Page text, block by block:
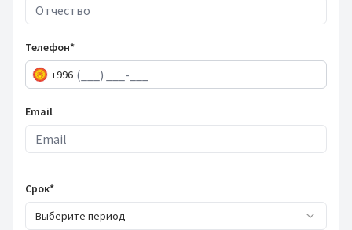
Телефон*
+996
Email
Срок*
Выберите период